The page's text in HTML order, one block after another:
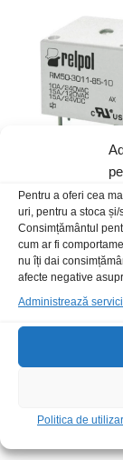
Pentru a oferi cea
uri, pentru a stoca
Consimțământul
cum ar fi
nu îți dai
afecte negative
Administrează
Politica de
Releu 3Vdc 10A
85-1003
20,00lei/Buc